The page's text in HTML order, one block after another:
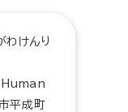
わけんり
平成町